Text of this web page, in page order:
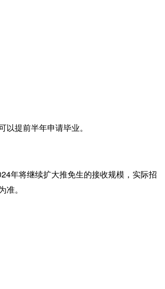
以提前半年申请毕业。
年将继续扩大推免生的接收规模，实际招
准。